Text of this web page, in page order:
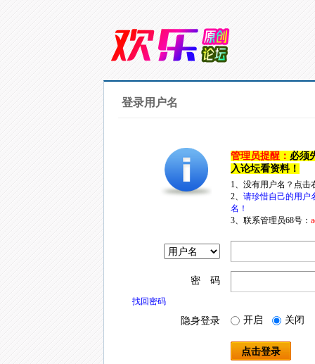
登录用户名
管理员提醒： 必须
入论坛看资料！
1、没有用户名？点
2、 请珍惜自己的用户
名！
3、联系管理员68号：
密 码
找回密码
隐身登录 开启 关闭
点击登录